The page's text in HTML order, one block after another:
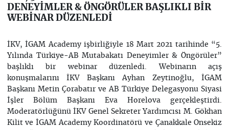
DENEYİMLER & ÖNGÖRÜLER BAŞLIKLI BİR
WEBİNAR DÜZENLEDİ
İKV, İGAM Academy işbirliğiyle 18 Mart 2021 tarihinde “5.
Yılında Türkiye-AB Mutabakatı Deneyimler & Öngörüler”
başlıklı bir webinar düzenledi. Webinarın açış
konuşmalarını İKV Başkanı Ayhan Zeytinoğlu, İGAM
Başkanı Metin Çorabatır ve AB Türkiye Delegasyonu Siyasi
İşler Bölüm Başkanı Eva Horelova gerçekleştirdi.
Moderatörlüğünü İKV Genel Sekreter Yardımcısı M. Gökhan
Kilit ve İGAM Academy Koordinatörü ve Çanakkale Onsekiz